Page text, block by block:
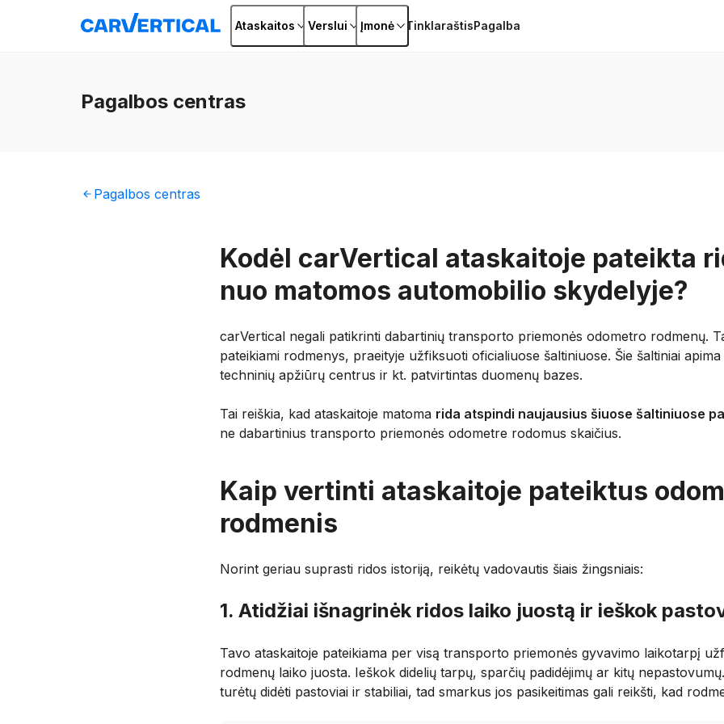
Ataskaitos Verslui Įmonė TinklaraštisPagalba
Pagalbos centras
Pagalbos centras
Kodėl carVertical ataskaitoje pateikta
nuo matomos automobilio skydelyje?
carVertical negali patikrinti dabartinių transporto priemonės odometro rodmenų.
pateikiami rodmenys, praeityje užfiksuoti oficialiuose šaltiniuose. Šie šaltiniai
techninių apžiūrų centrus ir kt. patvirtintas duomenų bazes.
Tai reiškia, kad ataskaitoje matoma rida atspindi naujausius šiuose šaltiniuose
ne dabartinius transporto priemonės odometre rodomus skaičius.
Kaip vertinti ataskaitoje pateiktus
rodmenis
Norint geriau suprasti ridos istoriją, reikėtų vadovautis šiais žingsniais:
1. Atidžiai išnagrinėk ridos laiko juostą ir ieškok
Tavo ataskaitoje pateikiama per visą transporto priemonės gyvavimo laikotarpį
rodmenų laiko juosta. Ieškok didelių tarpų, sparčių padidėjimų ar kitų
turėtų didėti pastoviai ir stabiliai, tad smarkus jos pasikeitimas gali reikšti, kad